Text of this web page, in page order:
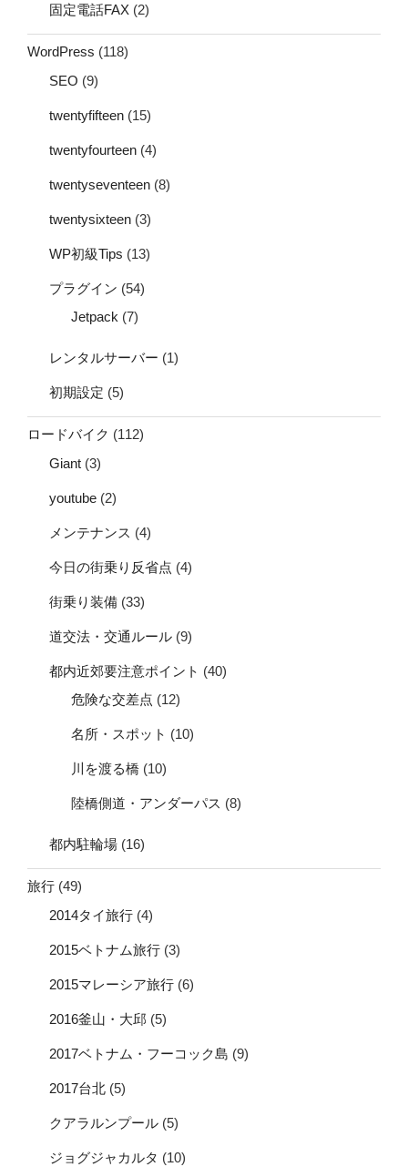
固定電話FAX (2)
WordPress (118)
SEO (9)
twentyfifteen (15)
twentyfourteen (4)
twentyseventeen (8)
twentysixteen (3)
WP初級Tips (13)
プラグイン (54)
Jetpack (7)
レンタルサーバー (1)
初期設定 (5)
ロードバイク (112)
Giant (3)
youtube (2)
メンテナンス (4)
今日の街乗り反省点 (4)
街乗り装備 (33)
道交法・交通ルール (9)
都内近郊要注意ポイント (40)
危険な交差点 (12)
名所・スポット (10)
川を渡る橋 (10)
陸橋側道・アンダーパス (8)
都内駐輪場 (16)
旅行 (49)
2014タイ旅行 (4)
2015ベトナム旅行 (3)
2015マレーシア旅行 (6)
2016釜山・大邱 (5)
2017ベトナム・フーコック島 (9)
2017台北 (5)
クアラルンプール (5)
ジョグジャカルタ (10)